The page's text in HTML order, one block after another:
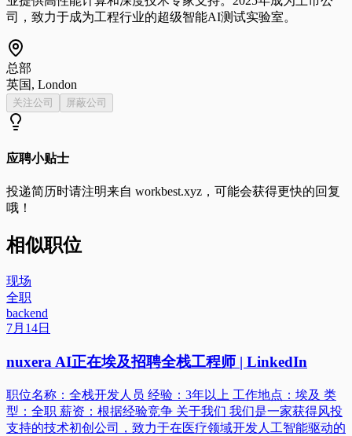
司，致力于成为工程行业的超级智能AI测试实验室。
总部
英国, London
关注公司 屏蔽公司
应聘小贴士
投递简历时请注明来自 workbest.xyz ，可能会获得更快的回复
哦！
相似职位
现场
全职
backend
7月14日
nuxera AI正在埃及招聘全栈工程师 | LinkedIn
职位名称：全栈开发人员 经验：3年以上 工作地点：埃及 类
型：全职 薪资：根据经验竞争 关于我们 我们是一家获得风投
支持的技术初创公司，致力于在医疗领域开发人工智能驱动的